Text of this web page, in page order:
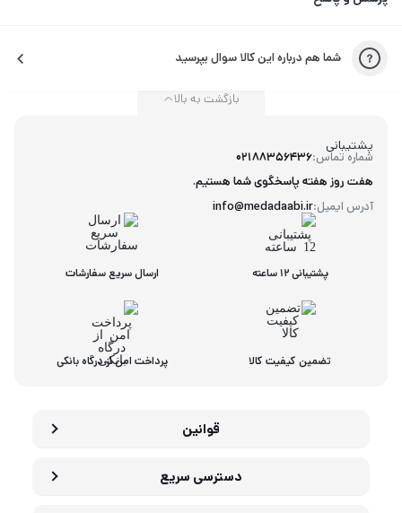
شما هم درباره این کالا سوال بپرسید
پشتیبانی
شماره تماس:02188356436
آدرس ایمیل:info@medadaabi.ir
هفت روز هفته پاسخگوی شما هستیم.
بازگشت به بالا
پشتیبانی 12 ساعته ارسال سریع سفارشات
تضمین کیفیت کالا پرداخت امن از درگاه بانکی
قوانین
دسترسی سریع